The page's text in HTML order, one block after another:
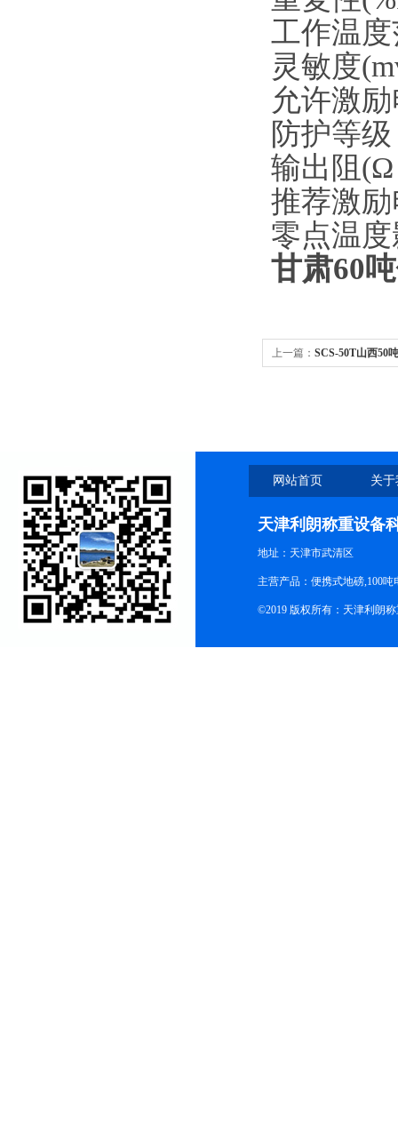
工作温
灵敏度
允许激
防护等级
输出阻(Ω
推荐激
零点温
甘肃60
上一篇： SCS-50T山西50
网站首页 关
天津利朗称重设备
地址：天津市武清区
主营产品：便携式地磅,100
©2019 版权所有：天津利朗